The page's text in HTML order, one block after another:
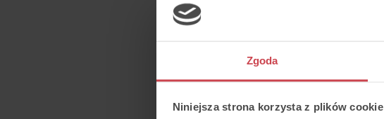
Zgoda
Niniejsza strona korzysta z plików cookie